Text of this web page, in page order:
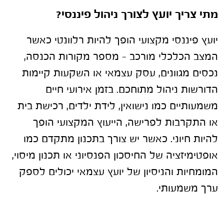
מתי צריך יועץ לצורך ניהול פיננסי?
יועץ פיננסי מקצועי הופך להיות רלוונטי כאשר
המצב הכלכלי מורכב – מספר מקורות הכנסה,
נכסים מגוונים, עסק עצמאי או השקעות קיימות
הדורשות ניהול מתוחכם. בזמן אירועי חיים
משמעותיים כמו נישואין, לידת ילדים, רכישת בית
או התקרבות לפרישה, הייעוץ המקצועי הופך
להיות חיוני. כאשר יש צורך בתכנון מתקדם כמו
אופטימיזציה של החיסכון הפנסיוני או תכנון מיסוי,
המומחיות והניסיון של יועץ עצמאי יכולים לספק
ערך משמעותי.